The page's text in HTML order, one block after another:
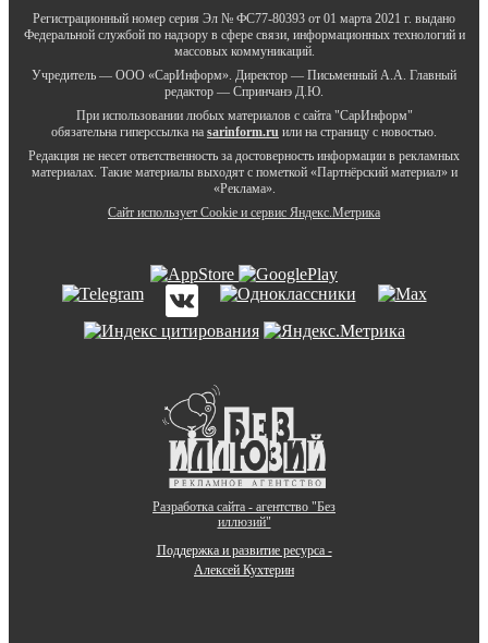
Регистрационный номер серия Эл № ФС77-80393 от 01 марта 2021 г. выдано
Федеральной службой по надзору в сфере связи, информационных технологий и
массовых коммуникаций.
Учредитель — ООО «СарИнформ». Директор — Письменный А.А. Главный
редактор — Спринчанэ Д.Ю.
При использовании любых материалов с сайта "СарИнформ"
обязательна гиперссылка на sarinform.ru или на страницу с новостью.
Редакция не несет ответственность за достоверность информации в рекламных
материалах. Такие материалы выходят с пометкой «Партнёрский материал» и
«Реклама».
Сайт использует Cookie и сервиc Яндекс.Метрика
Разработка сайта - агентство "Без
иллюзий"
Поддержка и развитие ресурса -
Алексей Кухтерин